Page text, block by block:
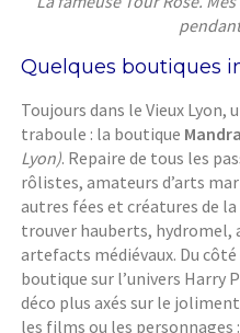
Quelques boutiques
Toujours dans le Vieux Lyon,
traboule : la boutique
Lyon). Repaire de tous les
rôlistes, amateurs d’arts
autres fées et créatures de
trouver hauberts, hydromel,
artefacts médiévaux. Du côté
boutique sur l’univers Harry
déco plus axés sur le
les films ou les personnages